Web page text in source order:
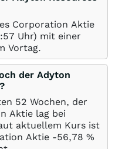
Corporation Aktie
Uhr) mit einer
Vortag.
der Adyton
52 Wochen, der
Aktie lag bei
aktuellem Kurs ist
Aktie -56,78 %